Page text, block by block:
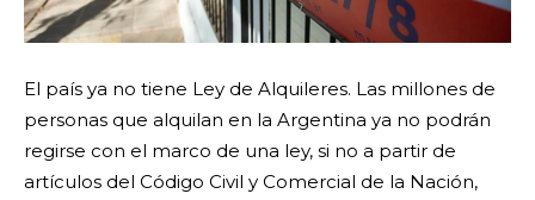
El país ya no tiene Ley de Alquileres. Las millones de
personas que alquilan en la Argentina ya no podrán
regirse con el marco de una ley, si no a partir de
artículos del Código Civil y Comercial de la Nación,